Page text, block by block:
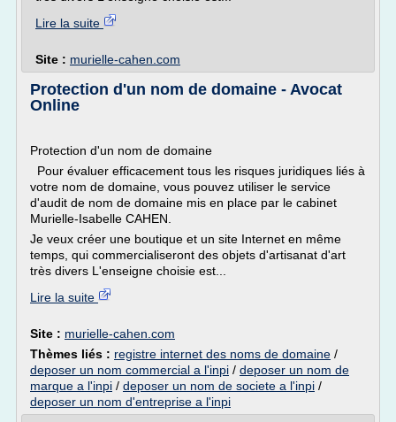
Lire la suite
Site : murielle-cahen.com
Protection d'un nom de domaine - Avocat
Online
Protection d'un nom de domaine
Pour évaluer efficacement tous les risques juridiques liés à
votre nom de domaine, vous pouvez utiliser le service
d'audit de nom de domaine mis en place par le cabinet
Murielle-Isabelle CAHEN.
Je veux créer une boutique et un site Internet en même
temps, qui commercialiseront des objets d'artisanat d'art
très divers L'enseigne choisie est...
Lire la suite
Site : murielle-cahen.com
Thèmes liés : registre internet des noms de domaine /
deposer un nom commercial a l'inpi / deposer un nom de
marque a l'inpi / deposer un nom de societe a l'inpi /
deposer un nom d'entreprise a l'inpi